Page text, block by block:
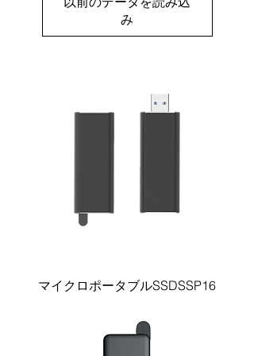
み
マイクロポータブルSSDSSP16